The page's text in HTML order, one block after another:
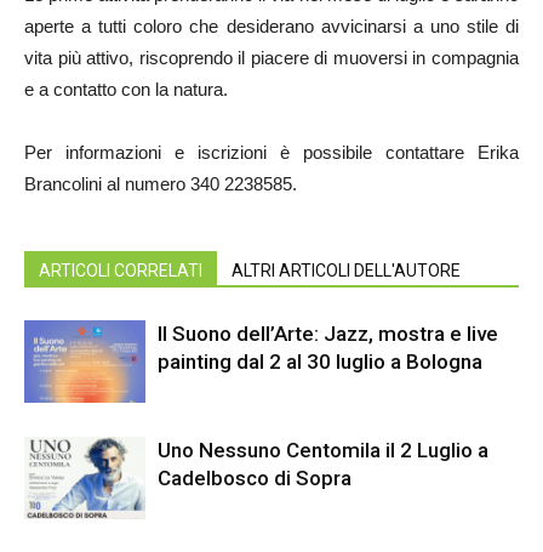
aperte a tutti coloro che desiderano avvicinarsi a uno stile di
vita più attivo, riscoprendo il piacere di muoversi in compagnia
e a contatto con la natura.
Per informazioni e iscrizioni è possibile contattare Erika
Brancolini al numero 340 2238585.
ARTICOLI CORRELATI ALTRI ARTICOLI DELL'AUTORE
Il Suono dell’Arte: Jazz, mostra e live
painting dal 2 al 30 luglio a Bologna
Uno Nessuno Centomila il 2 Luglio a
Cadelbosco di Sopra